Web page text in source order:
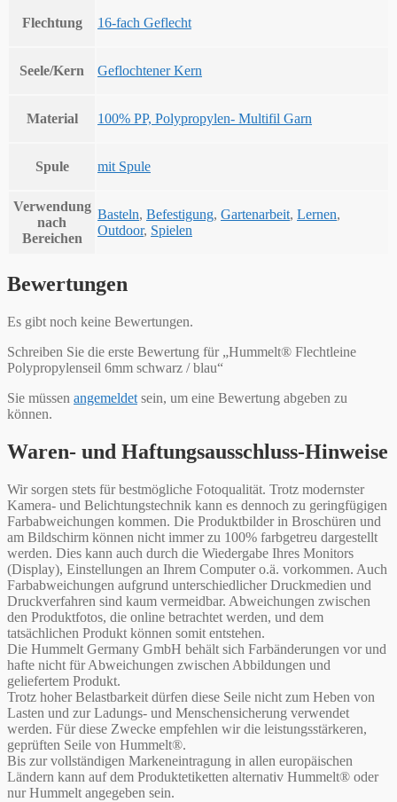
Flechtung 16-fach Geflecht
Seele/Kern Geflochtener Kern
Material 100% PP, Polypropylen- Multifil Garn
Spule mit Spule
Verwendung
nach
Bereichen
Basteln, Befestigung, Gartenarbeit, Lernen,
Outdoor, Spielen
Bewertungen
Es gibt noch keine Bewertungen.
Schreiben Sie die erste Bewertung für „Hummelt® Flechtleine
Polypropylenseil 6mm schwarz / blau“
Sie müssen angemeldet sein, um eine Bewertung abgeben zu
können.
Waren- und Haftungsausschluss-Hinweise
Wir sorgen stets für bestmögliche Fotoqualität. Trotz modernster
Kamera- und Belichtungstechnik kann es dennoch zu geringfügigen
Farbabweichungen kommen. Die Produktbilder in Broschüren und
am Bildschirm können nicht immer zu 100% farbgetreu dargestellt
werden. Dies kann auch durch die Wiedergabe Ihres Monitors
(Display), Einstellungen an Ihrem Computer o.ä. vorkommen. Auch
Farbabweichungen aufgrund unterschiedlicher Druckmedien und
Druckverfahren sind kaum vermeidbar. Abweichungen zwischen
den Produktfotos, die online betrachtet werden, und dem
tatsächlichen Produkt können somit entstehen.
Die Hummelt Germany GmbH behält sich Farbänderungen vor und
hafte nicht für Abweichungen zwischen Abbildungen und
geliefertem Produkt.
Trotz hoher Belastbarkeit dürfen diese Seile nicht zum Heben von
Lasten und zur Ladungs- und Menschensicherung verwendet
werden. Für diese Zwecke empfehlen wir die leistungsstärkeren,
geprüften Seile von Hummelt®.
Bis zur vollständigen Markeneintragung in allen europäischen
Ländern kann auf dem Produktetiketten alternativ Hummelt® oder
nur Hummelt angegeben sein.